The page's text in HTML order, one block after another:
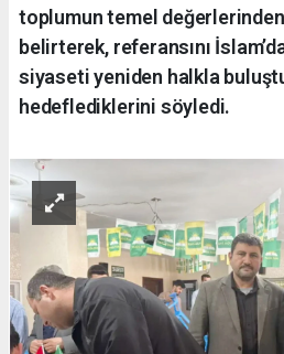
toplumun temel değerlerinden
belirterek, referansını
siyaseti yeniden halkla
hedeflediklerini söyledi.